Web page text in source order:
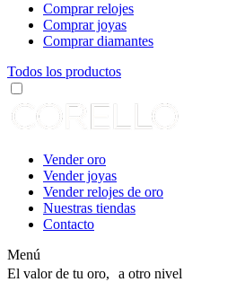
Comprar relojes
Comprar joyas
Comprar diamantes
Todos los productos
Vender oro
Vender joyas
Vender relojes de oro
Nuestras tiendas
Contacto
Menú
El valor de tu oro, a otro nivel